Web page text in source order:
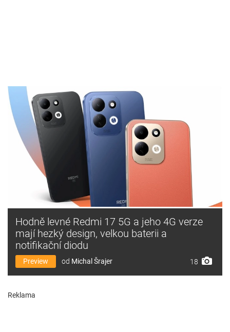
Hodně levné Redmi 17 5G a jeho 4G verze
mají hezký design, velkou baterii a
notifikační diodu
Preview od Michal Šrajer 18
Reklama